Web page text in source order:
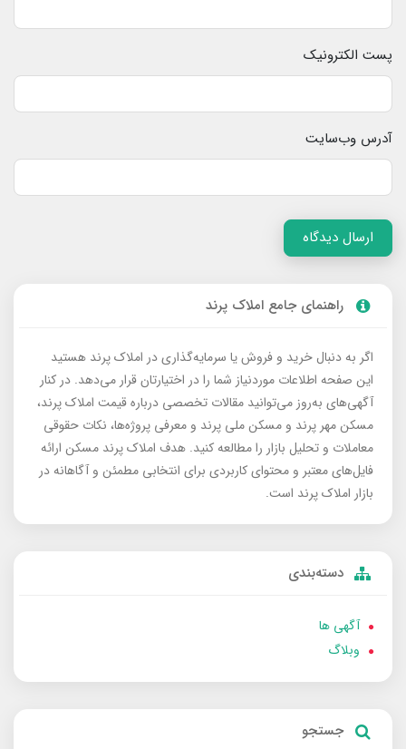
پست الکترونیک
آدرس وب‌سایت
ارسال دیدگاه
راهنمای جامع املاک پرند
اگر به دنبال خرید و فروش یا سرمایه‌گذاری در املاک پرند هستید
این صفحه اطلاعات موردنیاز شما را در اختیارتان قرار می‌دهد. در کنار
آگهی‌های به‌روز می‌توانید مقالات تخصصی درباره قیمت املاک پرند،
مسکن مهر پرند و مسکن ملی پرند و معرفی پروژه‌ها، نکات حقوقی
معاملات و تحلیل بازار را مطالعه کنید. هدف املاک پرند مسکن ارائه
فایل‌های معتبر و محتوای کاربردی برای انتخابی مطمئن و آگاهانه در
بازار املاک پرند است.
دسته‌بندی
آگهی ها
وبلاگ
جستجو